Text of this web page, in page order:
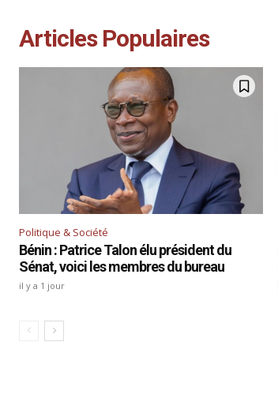
Articles Populaires
Politique & Société
Bénin : Patrice Talon élu président du
Sénat, voici les membres du bureau
il y a 1 jour